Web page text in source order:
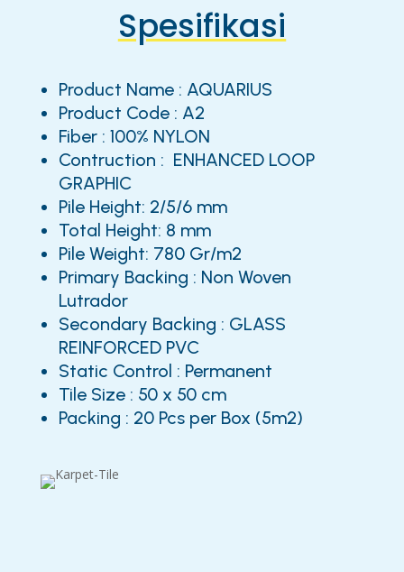
Spesifikasi
Product Name : AQUARIUS
Product Code : A2
Fiber : 100% NYLON
Contruction : ENHANCED LOOP
GRAPHIC
Pile Height: 2/5/6 mm
Total Height: 8 mm
Pile Weight: 780 Gr/m2
Primary Backing : Non Woven
Lutrador
Secondary Backing : GLASS
REINFORCED PVC
Static Control : Permanent
Tile Size : 50 x 50 cm
Packing : 20 Pcs per Box (5m2)